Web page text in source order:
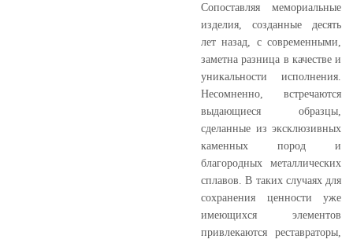
Сопоставляя мемориальные
изделия, созданные десять
лет назад, с современными,
заметна разница в качестве и
уникальности исполнения.
Несомненно, встречаются
выдающиеся образцы,
сделанные из эксклюзивных
каменных пород и
благородных металлических
сплавов. В таких случаях для
сохранения ценности уже
имеющихся элементов
привлекаются реставраторы,